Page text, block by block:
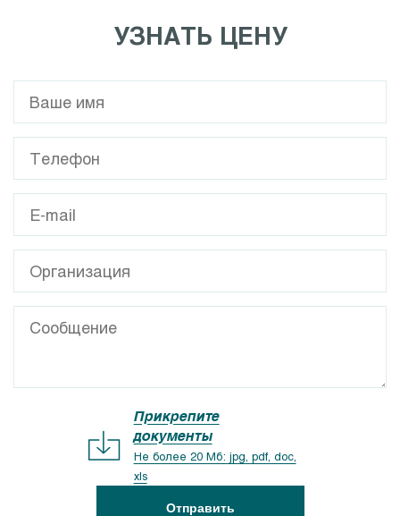
УЗНАТЬ ЦЕНУ
Прикрепите
документы
Не более 20 Мб: jpg, pdf, doc,
xls
Отправить